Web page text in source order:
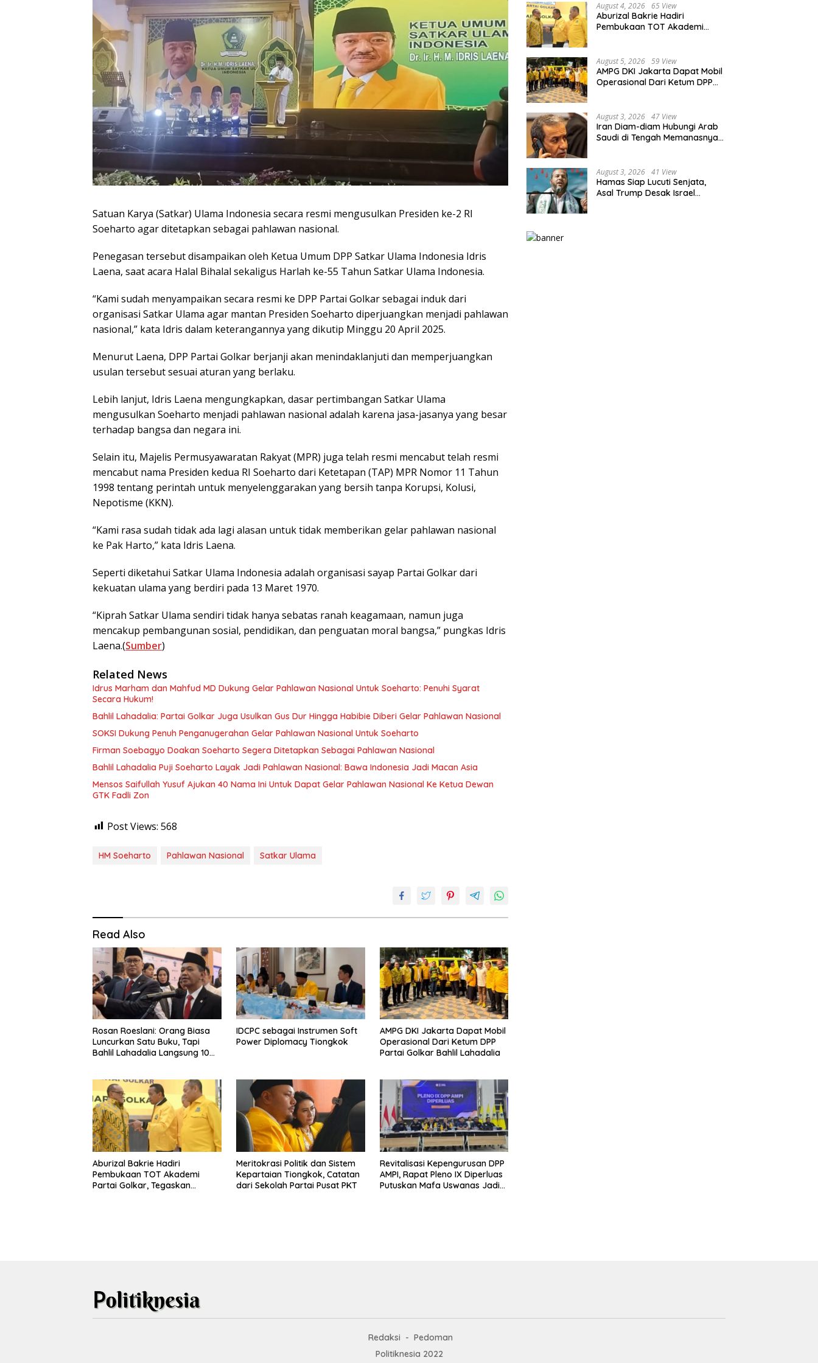
Satuan Karya (Satkar) Ulama Indonesia secara resmi mengusulkan Presiden ke-2 RI
Soeharto agar ditetapkan sebagai pahlawan nasional.
Penegasan tersebut disampaikan oleh Ketua Umum DPP Satkar Ulama Indonesia Idris
Laena, saat acara Halal Bihalal sekaligus Harlah ke-55 Tahun Satkar Ulama Indonesia.
“Kami sudah menyampaikan secara resmi ke DPP Partai Golkar sebagai induk dari
organisasi Satkar Ulama agar mantan Presiden Soeharto diperjuangkan menjadi pahlawan
nasional,” kata Idris dalam keterangannya yang dikutip Minggu 20 April 2025.
Menurut Laena, DPP Partai Golkar berjanji akan menindaklanjuti dan memperjuangkan
usulan tersebut sesuai aturan yang berlaku.
Lebih lanjut, Idris Laena mengungkapkan, dasar pertimbangan Satkar Ulama
mengusulkan Soeharto menjadi pahlawan nasional adalah karena jasa-jasanya yang besar
terhadap bangsa dan negara ini.
Selain itu, Majelis Permusyawaratan Rakyat (MPR) juga telah resmi mencabut telah resmi
mencabut nama Presiden kedua RI Soeharto dari Ketetapan (TAP) MPR Nomor 11 Tahun
1998 tentang perintah untuk menyelenggarakan yang bersih tanpa Korupsi, Kolusi,
Nepotisme (KKN).
“Kami rasa sudah tidak ada lagi alasan untuk tidak memberikan gelar pahlawan nasional
ke Pak Harto,” kata Idris Laena.
Seperti diketahui Satkar Ulama Indonesia adalah organisasi sayap Partai Golkar dari
kekuatan ulama yang berdiri pada 13 Maret 1970.
“Kiprah Satkar Ulama sendiri tidak hanya sebatas ranah keagamaan, namun juga
mencakup pembangunan sosial, pendidikan, dan penguatan moral bangsa,” pungkas Idris
Laena.(Sumber)
Related News
Idrus Marham dan Mahfud MD Dukung Gelar Pahlawan Nasional Untuk Soeharto: Penuhi Syarat
Secara Hukum!
Bahlil Lahadalia: Partai Golkar Juga Usulkan Gus Dur Hingga Habibie Diberi Gelar Pahlawan Nasional
SOKSI Dukung Penuh Penganugerahan Gelar Pahlawan Nasional Untuk Soeharto
Firman Soebagyo Doakan Soeharto Segera Ditetapkan Sebagai Pahlawan Nasional
Bahlil Lahadalia Puji Soeharto Layak Jadi Pahlawan Nasional: Bawa Indonesia Jadi Macan Asia
Mensos Saifullah Yusuf Ajukan 40 Nama Ini Untuk Dapat Gelar Pahlawan Nasional Ke Ketua Dewan
GTK Fadli Zon
Post Views: 568
HM Soeharto Pahlawan Nasional Satkar Ulama
Read Also
Rosan Roeslani: Orang Biasa
Luncurkan Satu Buku, Tapi
Bahlil Lahadalia Langsung 10
IDCPC sebagai Instrumen Soft
Power Diplomacy Tiongkok
AMPG DKI Jakarta Dapat Mobil
Operasional Dari Ketum DPP
Partai Golkar Bahlil Lahadalia
Aburizal Bakrie Hadiri
Pembukaan TOT Akademi
Partai Golkar, Tegaskan
Meritokrasi Politik dan Sistem
Kepartaian Tiongkok, Catatan
dari Sekolah Partai Pusat PKT
Revitalisasi Kepengurusan DPP
AMPI, Rapat Pleno IX Diperluas
Putuskan Mafa Uswanas Jadi
August 4, 2026 65 View
Aburizal Bakrie Hadiri
Pembukaan TOT Akademi
Berkualitas
August 5, 2026 59 View
AMPG DKI Jakarta Dapat Mobil
Operasional Dari Ketum DPP
August 3, 2026 47 View
Iran Diam-diam Hubungi Arab
Saudi di Tengah Memanasnya
August 3, 2026 41 View
Hamas Siap Lucuti Senjata,
Asal Trump Desak Israel
Redaksi
Pedoman
Politiknesia 2022